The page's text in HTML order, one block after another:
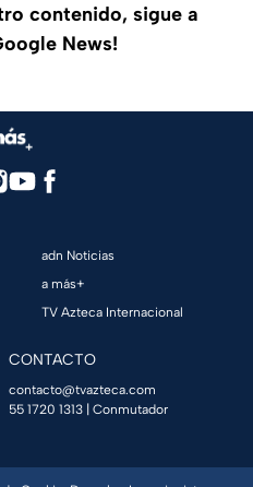
contenido, sigue a
News!
adn Noticias
a más+
TV Azteca Internacional
CONTACTO
contacto@tvazteca.com
55 1720 1313 | Conmutador